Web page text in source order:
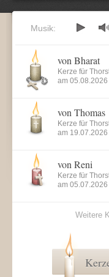
Musik:
von Bharat
Kerze für
am
von Thomas
Kerze für
am
von Reni
Kerze für
am
Weitere